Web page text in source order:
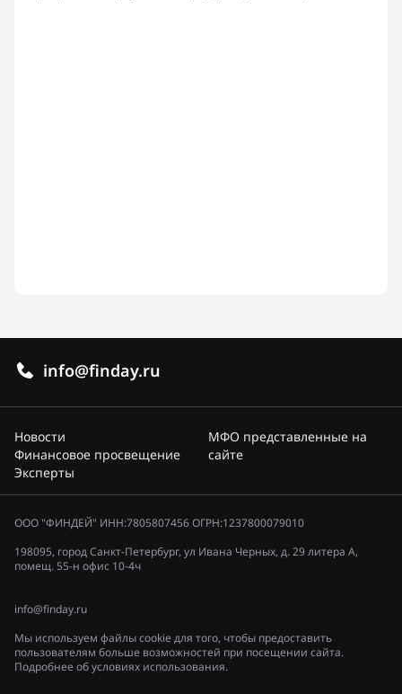
info@finday.ru
Новости
Финансовое просвещение
Эксперты
МФО представленные на
сайте
ООО "ФИНДЕЙ" ИНН:7805807456 ОГРН:1237800079010
198095, город Санкт-Петербург, ул Ивана Черных, д. 29 литера А,
помещ. 55-н офис 10-4ч
info@finday.ru
Мы используем файлы cookie для того, чтобы предоставить
пользователям больше возможностей при посещении сайта.
Подробнее об условиях использования.